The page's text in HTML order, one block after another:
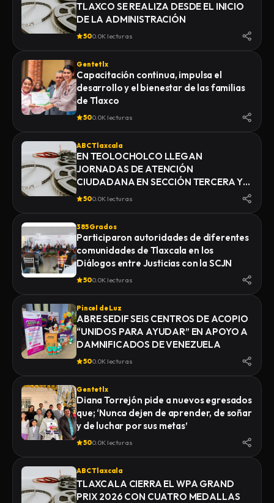
TLAXCO SE REALIZA DESDE EL INICIO
DE LA ADMINISTRACIÓN
500.0K lecturas
Gentetlx
Capacitación continua, impulsa el
desarrollo y el bienestar de las familias
de Tlaxco
500.0K lecturas
ABC Tlaxcala
EN TEOLOCHOLCO LLEGAN
JORNADAS DE ATENCIÓN
CIUDADANA EN SECCIÓN TERCERA Y
ACXOTLA DEL MONTE
500.0K lecturas
385 Grados
Participaron autoridades de diferentes
comunidades de Tlaxcala en los
Diálogos entre Justicias con la SCJN
500.0K lecturas
Pincel de Luz
ABRE SEDIF SEIS CENTROS DE ACOPIO
“UNIDOS PARA AYUDAR” EN APOYO A
DAMNIFICADOS DE VENEZUELA
500.0K lecturas
Gentetlx
Diana Torrejón pide a nuevos egresados
que; ‘Nunca dejen de aprender, de soñar
y de luchar por sus metas’
500.0K lecturas
ABC Tlaxcala
TLAXCALA CIERRA EL WPA GRAND
PRIX 2026 CON CUATRO MEDALLAS